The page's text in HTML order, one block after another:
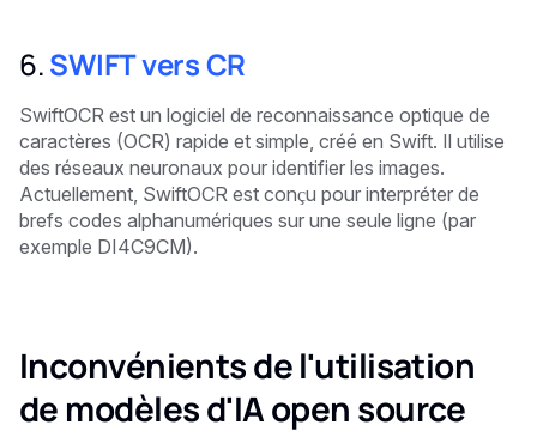
6.SWIFT vers CR
SwiftOCR est un logiciel de reconnaissance optique de
caractères (OCR) rapide et simple, créé en Swift. Il utilise
des réseaux neuronaux pour identifier les images.
Actuellement, SwiftOCR est conçu pour interpréter de
brefs codes alphanumériques sur une seule ligne (par
exemple DI4C9CM).
Inconvénients de l'utilisation
de modèles d'IA open source